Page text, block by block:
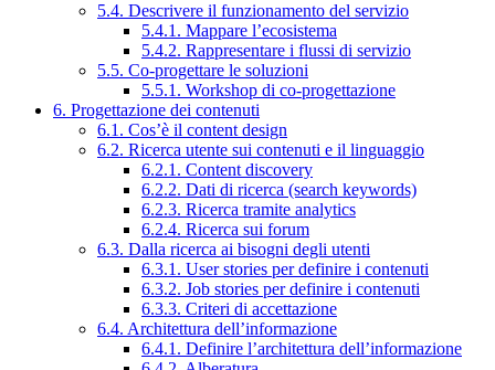
5.4. Descrivere il funzionamento del servizio
5.4.1. Mappare l’ecosistema
5.4.2. Rappresentare i flussi di servizio
5.5. Co-progettare le soluzioni
5.5.1. Workshop di co-progettazione
6. Progettazione dei contenuti
6.1. Cos’è il content design
6.2. Ricerca utente sui contenuti e il linguaggio
6.2.1. Content discovery
6.2.2. Dati di ricerca (search keywords)
6.2.3. Ricerca tramite analytics
6.2.4. Ricerca sui forum
6.3. Dalla ricerca ai bisogni degli utenti
6.3.1. User stories per definire i contenuti
6.3.2. Job stories per definire i contenuti
6.3.3. Criteri di accettazione
6.4. Architettura dell’informazione
6.4.1. Definire l’architettura dell’informazione